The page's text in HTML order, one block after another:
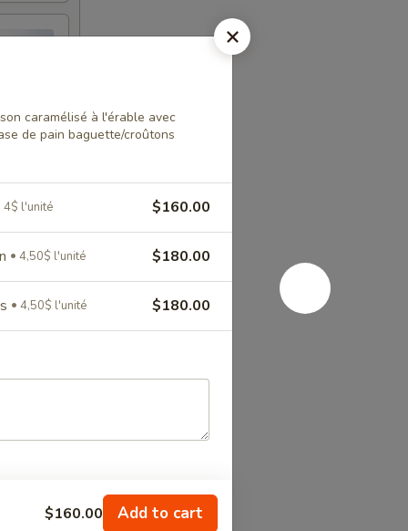
caramélisé à l'érable avec
de pain baguette/croûtons
4$ l'unité $160.00
4,50$ l'unité $180.00
4,50$ l'unité $180.00
$160.00 Add to cart